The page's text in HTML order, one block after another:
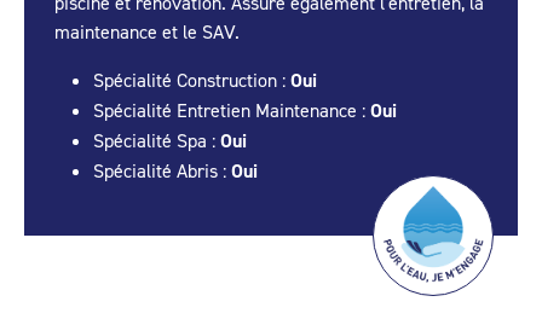
maintenance et le SAV.
Spécialité Construction : Oui
Spécialité Entretien Maintenance : Oui
Spécialité Spa : Oui
Spécialité Abris : Oui